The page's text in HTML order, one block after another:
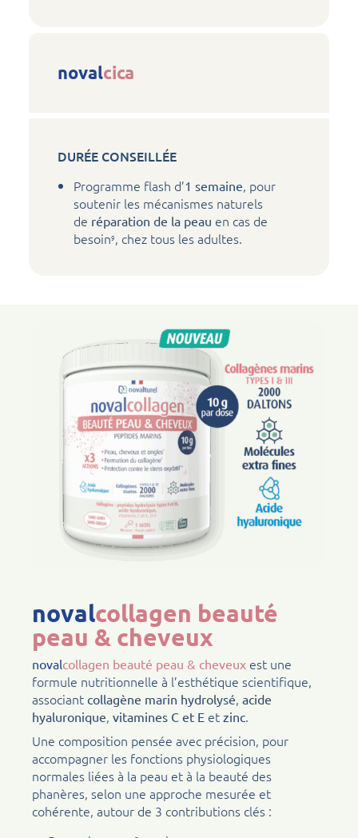
novalcica
DURÉE CONSEILLÉE
Programme flash d’1 semaine, pour
soutenir les mécanismes naturels
de réparation de la peau en cas de
besoin9, chez tous les adultes.
novalcollagen beauté
peau & cheveux
novalcollagen beauté peau & cheveux est une
formule nutritionnelle à l’esthétique scientifique,
associant collagène marin hydrolysé, acide
hyaluronique, vitamines C et E et zinc.
Une composition pensée avec précision, pour
accompagner les fonctions physiologiques
normales liées à la peau et à la beauté des
phanères, selon une approche mesurée et
cohérente, autour de 3 contributions clés :